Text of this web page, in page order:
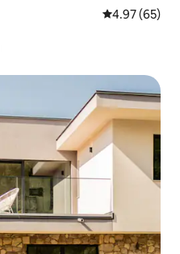
คะแนนเฉลี่ย
4.97 (65)